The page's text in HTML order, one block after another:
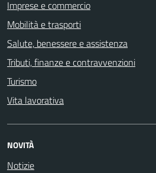
Imprese e commercio
Mobilità e trasporti
Salute, benessere e assistenza
Tributi, finanze e contravvenzioni
Turismo
Vita lavorativa
NOVITÀ
Notizie